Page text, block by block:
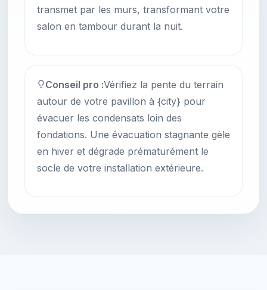
transmet par les murs, transformant votre
salon en tambour durant la nuit.
Conseil pro :Vérifiez la pente du terrain
autour de votre pavillon à {city} pour
évacuer les condensats loin des
fondations. Une évacuation stagnante gèle
en hiver et dégrade prématurément le
socle de votre installation extérieure.